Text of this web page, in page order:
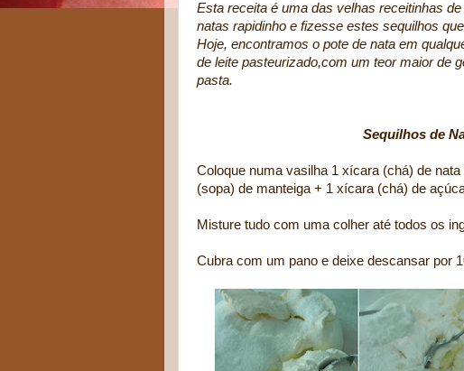
Esta receita é uma das velhas receitinhas
natas rapidinho e fizesse estes sequilhos
Hoje, encontramos o pote de nata em
de leite pasteurizado,com um teor maior de
pasta.
Sequilhos de
Coloque numa vasilha 1 xícara (chá) de
(sopa) de manteiga + 1 xícara (chá) de
Misture tudo com uma colher até todos os
Cubra com um pano e deixe descansar por